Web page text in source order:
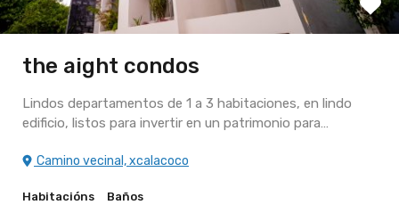
the aight condos
Lindos departamentos de 1 a 3 habitaciones, en lindo
edificio, listos para invertir en un patrimonio para…
Camino vecinal, xcalacoco
Habitacións Baños